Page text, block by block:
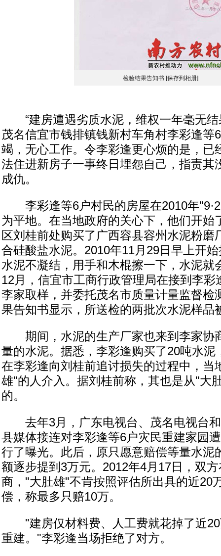
检验结果告知书 [保存到相册]
“建房遭遇劣质水泥，维权一年毫无结
茂名信宜市钱排镇钱新村车角村李彩逢等
竭，无心工作。令李彩逢更心烦的是，已
法住进新房子一事终日埋怨自己，指责其
成仇。
李彩逢等6户村民的房屋在2010年
为平地。在当地政府的关心下，他们开始
区刘桂前处购买了广西容县容州水泥粉磨
合硅酸盐水泥。2010年11月29日早上开
水泥不凝结，用手和木棍擦一下，水泥就
12月，信宜市工商行政管理局在接到李彩
李家取样，并委托茂名市质量计量监督检
果告知书显示，所送检的两批次水泥样品
期间，水泥的生产厂家也来到李家协
量的水泥。据悉，李彩逢购买了20吨水泥
在李彩逢向刘桂前追讨损失的过程中，当
雄"的人介入。据刘桂前称，其也是从"大
的。
去年3月，广东电视台、茂名电视台和
县媒体接连对李彩逢等6户灾民重建家园
行了曝光。此后，原只愿意赔偿等量水泥
额逐步提到3万元。2012年4月17日，双
商，"大肚雄"不肯按照评估所出具的近20
偿，称最多只赔10万。
"建房仅材料费、人工费就花掉了近20
重建。"李彩逢当场拒绝了对方。